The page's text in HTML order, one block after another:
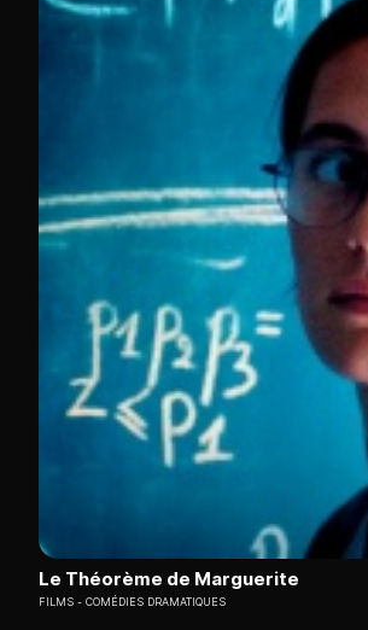
Le Théorème de Marguerite
FILMS COMÉDIES DRAMATIQUES